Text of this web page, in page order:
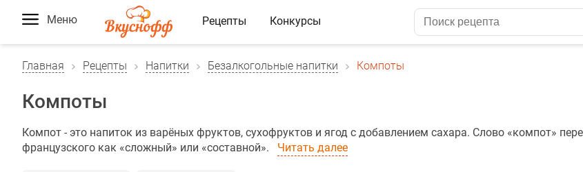
Меню Рецепты Конкурсы
Главная Рецепты Напитки Безалкогольные напитки Компоты
Компоты
Компот - это напиток из варёных фруктов, сухофруктов и ягод с добавлением сахара. Слово «компот»
французского как «сложный» или «составной».
Читать далее